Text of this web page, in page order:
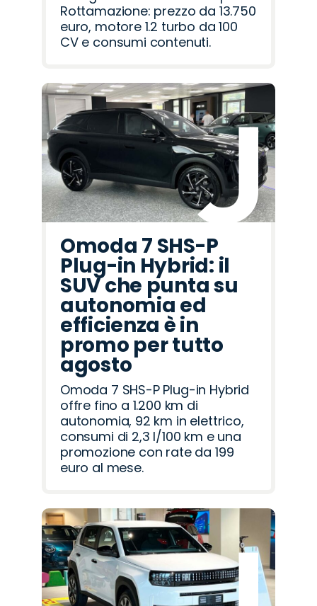
Rottamazione: prezzo da 13.750
euro, motore 1.2 turbo da 100
CV e consumi contenuti.
Omoda 7 SHS-P
Plug-in Hybrid: il
SUV che punta su
autonomia ed
efficienza è in
promo per tutto
agosto
Omoda 7 SHS-P Plug-in Hybrid
offre fino a 1.200 km di
autonomia, 92 km in elettrico,
consumi di 2,3 l/100 km e una
promozione con rate da 199
euro al mese.